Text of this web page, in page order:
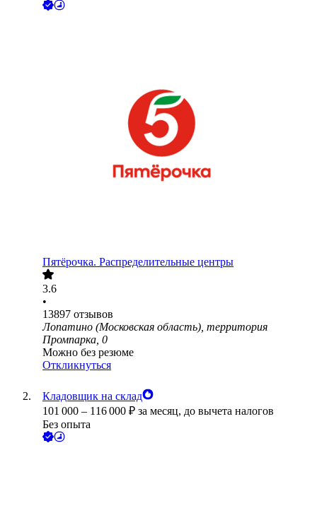
Пятёрочка. Распределительные центры
3.6
•
13897 отзывов
Лопатино (Московская область), территория
Промпарка, 0
Можно без резюме
Откликнуться
Кладовщик на склад
101 000 – 116 000 ₽ за месяц, до вычета налогов
Без опыта